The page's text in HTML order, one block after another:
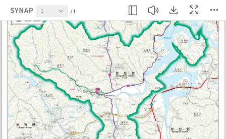
현재 페이지 1